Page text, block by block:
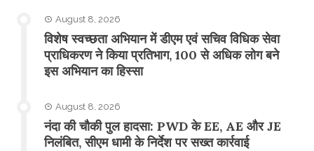
August 8, 2026
विशेष स्वच्छता अभियान में डीएम एवं सचिव विधिक सेवा
प्राधिकरण ने किया प्रतिभाग, 100 से अधिक लोग बने
इस अभियान का हिस्सा
August 8, 2026
नंदा की चौकी पुल हादसा: PWD के EE, AE और JE
निलंबित, सीएम धामी के निर्देश पर सख्त कार्रवाई